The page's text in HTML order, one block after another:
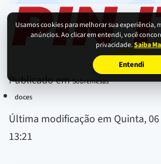
Usamos cookies para melhorar sua experiência,
anúncios. Ao clicar em entendi, você
privacidade.Saiba
Entendi
Publicado emSobremesas
doces
Última modificação em Quinta,
13:21